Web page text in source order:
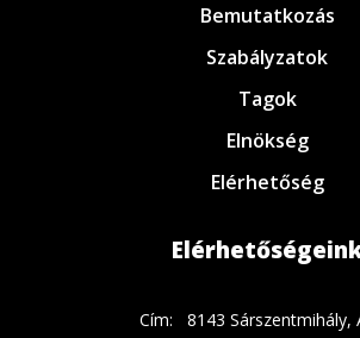
Bemutatkozás
Szabályzatok
Tagok
Elnökség
Elérhetőség
Cím:
8143 Sárszentmihály,